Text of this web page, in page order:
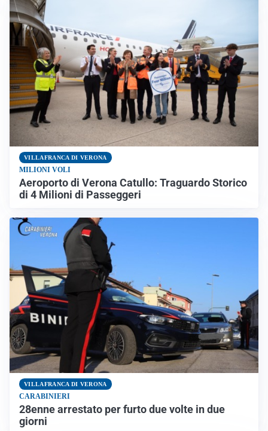
VILLAFRANCA DI VERONA
MILIONI VOLI
Aeroporto di Verona Catullo: Traguardo Storico
di 4 Milioni di Passeggeri
VILLAFRANCA DI VERONA
CARABINIERI
28enne arrestato per furto due volte in due
giorni